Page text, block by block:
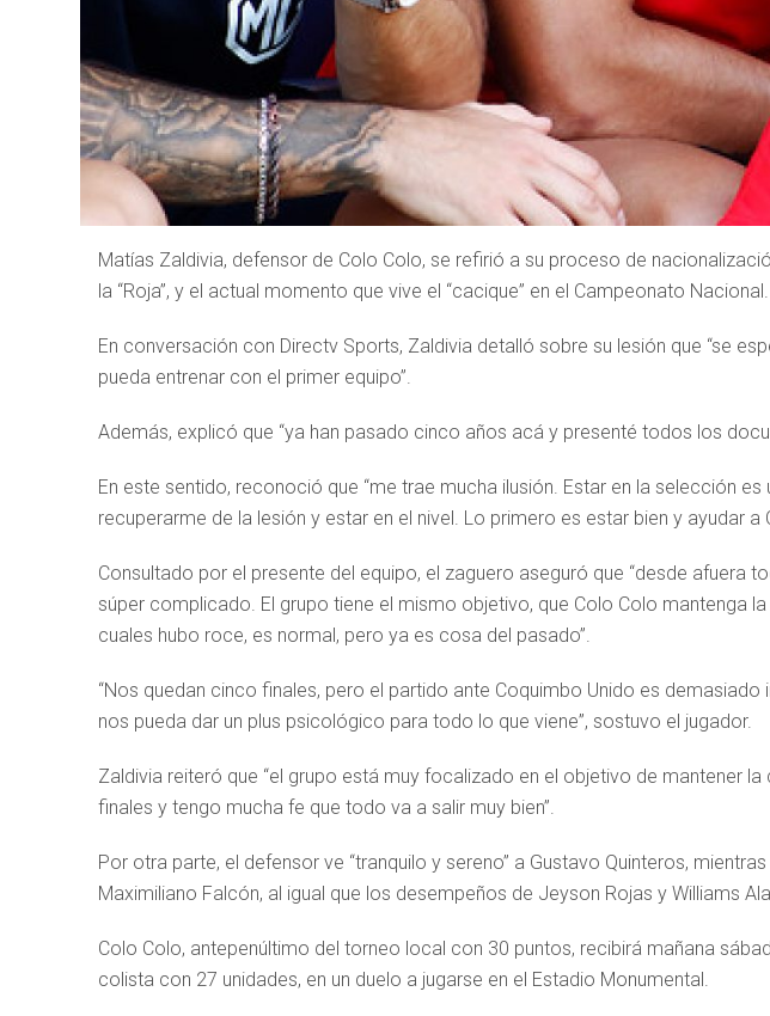
Matías Zaldivia, defensor de Colo Colo, se refirió a su proceso de
la “Roja”, y el actual momento que vive el “cacique” en el Campeonato Nacional.
En conversación con Directv Sports, Zaldivia detalló sobre su lesión que “se
pueda entrenar con el primer equipo”.
Además, explicó que “ya han pasado cinco años acá y presenté todos los
En este sentido, reconoció que “me trae mucha ilusión. Estar en la selección
recuperarme de la lesión y estar en el nivel. Lo primero es estar bien y ayudar a
Consultado por el presente del equipo, el zaguero aseguró que “desde afuera
súper complicado. El grupo tiene el mismo objetivo, que Colo Colo mantenga
cuales hubo roce, es normal, pero ya es cosa del pasado”.
“Nos quedan cinco finales, pero el partido ante Coquimbo Unido es demasiado
nos pueda dar un plus psicológico para todo lo que viene”, sostuvo el jugador.
Zaldivia reiteró que “el grupo está muy focalizado en el objetivo de mantener
finales y tengo mucha fe que todo va a salir muy bien”.
Por otra parte, el defensor ve “tranquilo y sereno” a Gustavo Quinteros,
Maximiliano Falcón, al igual que los desempeños de Jeyson Rojas y Williams
Colo Colo, antepenúltimo del torneo local con 30 puntos, recibirá mañana
colista con 27 unidades, en un duelo a jugarse en el Estadio Monumental.